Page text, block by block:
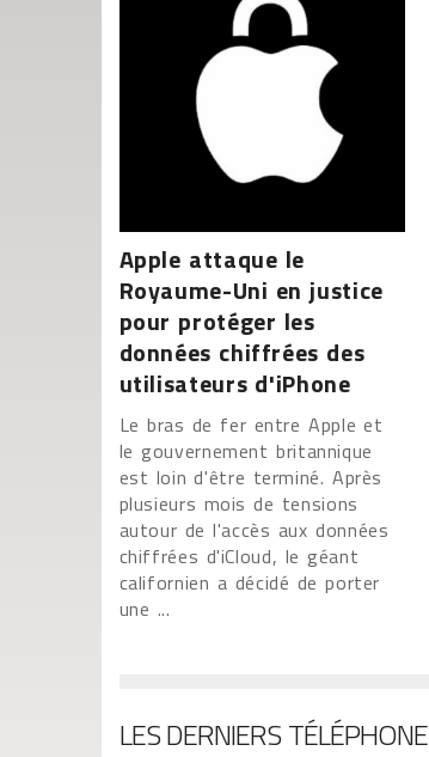
Apple attaque le
Royaume-Uni en justice
pour protéger les
données chiffrées des
utilisateurs d'iPhone
Le bras de fer entre Apple et
le gouvernement britannique
est loin d'être terminé. Après
plusieurs mois de tensions
autour de l'accès aux données
chiffrées d'iCloud, le géant
californien a décidé de porter
une ...
LES DERNIERS